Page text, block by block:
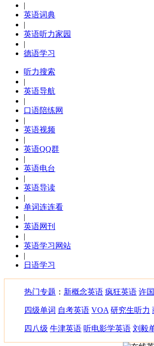
|
英语词典
|
英语听力家园
|
德语学习
听力搜索
|
英语导航
|
口语陪练网
|
英语视频
|
英语QQ群
|
英语电台
|
英语导读
|
单词连连看
|
英语网刊
|
英语学习网站
|
日语学习
热门专题 ： 新概念英语 疯狂英语 许
四级单词 自考英语 VOA 研究生听力
四八级 牛津英语 听电影学英语 刘毅